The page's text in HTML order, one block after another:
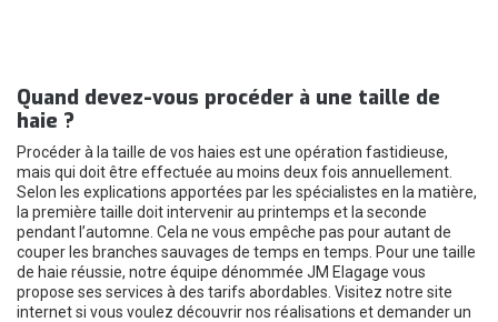
Quand devez-vous procéder à une taille de
haie ?
Procéder à la taille de vos haies est une opération fastidieuse,
mais qui doit être effectuée au moins deux fois annuellement.
Selon les explications apportées par les spécialistes en la matière,
la première taille doit intervenir au printemps et la seconde
pendant l’automne. Cela ne vous empêche pas pour autant de
couper les branches sauvages de temps en temps. Pour une taille
de haie réussie, notre équipe dénommée JM Elagage vous
propose ses services à des tarifs abordables. Visitez notre site
internet si vous voulez découvrir nos réalisations et demander un